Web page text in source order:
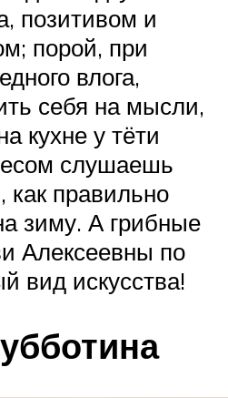
позитивом и
порой, при
влога,
себя на мысли,
кухне у тёти
слушаешь
правильно
зиму. А грибные
Алексеевны по
вид искусства!